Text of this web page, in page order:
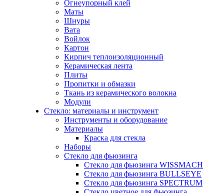
Огнеупорный клей
Маты
Шнуры
Вата
Войлок
Картон
Кирпич теплоизоляционный
Керамическая лента
Плиты
Пропитки и обмазки
Ткань из керамического волокна
Модули
Стекло: материалы и инструмент
Инструменты и оборудование
Материалы
Краска для стекла
Наборы
Стекло для фьюзинга
Стекло для фьюзинга WISSMACH
Стекло для фьюзинга BULLSEYE
Стекло для фьюзинга SPECTRUM